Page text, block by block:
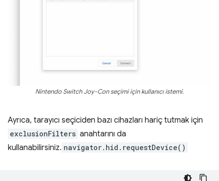
Nintendo Switch Joy-Con seçimi için kullanıcı istemi.
Ayrıca, tarayıcı seçiciden bazı cihazları hariç tutmak için
exclusionFilters anahtarını da
kullanabilirsiniz. navigator.hid.requestDevice()